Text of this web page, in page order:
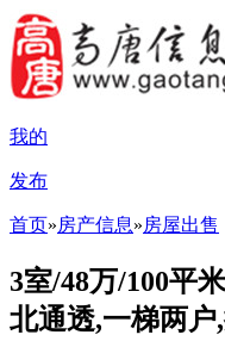
我的
发布
首页»房产信息»房屋出售
3室/48万/100平
北通透,一梯两